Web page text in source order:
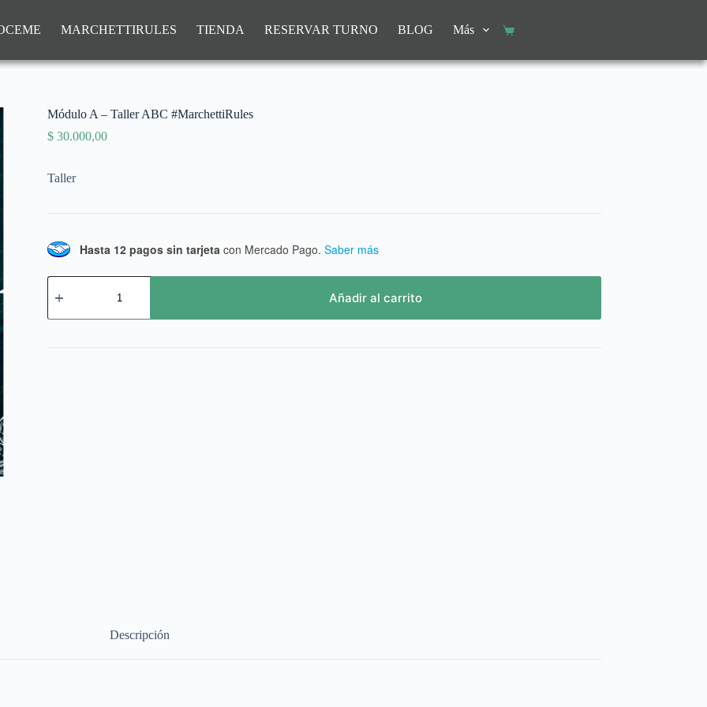
MARCHETTIRULES TIENDA RESERVAR TURNO BLOG Más
Módulo A – Taller ABC #MarchettiRules
$30.000,00
Taller
Hasta 12 pagos sin tarjeta con Mercado Pago. Saber más
Añadir al carrito
Descripción